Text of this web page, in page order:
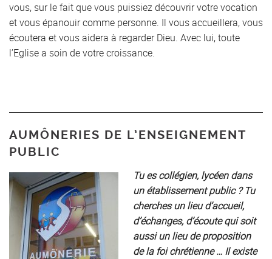
vous, sur le fait que vous puissiez découvrir votre vocation
et vous épanouir comme personne. Il vous accueillera, vous
écoutera et vous aidera à regarder Dieu. Avec lui, toute
l’Eglise a soin de votre croissance.
AUMÔNERIES DE L’ENSEIGNEMENT
PUBLIC
Tu es collégien, lycéen dans
un établissement public ? Tu
cherches un lieu d’accueil,
d’échanges, d’écoute qui soit
aussi un lieu de proposition
de la foi chrétienne … Il existe